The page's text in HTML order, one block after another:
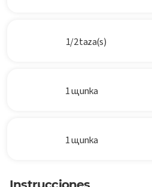
1/2 taza(s)
1 щипка
1 щипка